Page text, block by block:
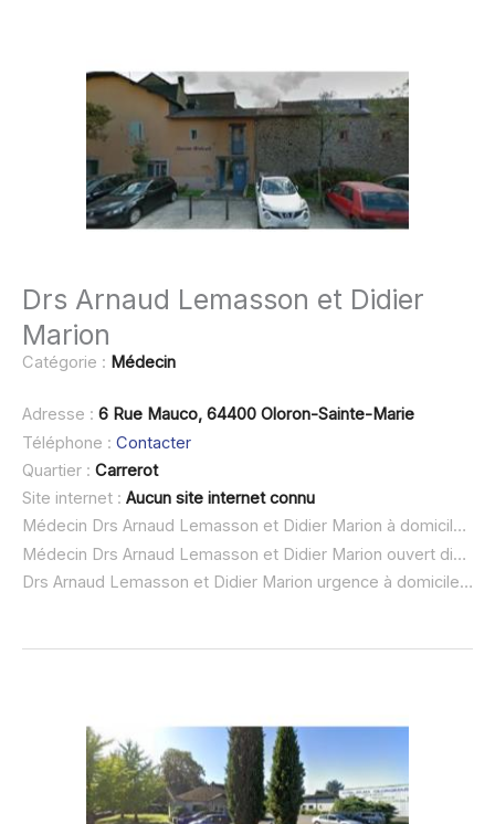
Drs Arnaud Lemasson et Didier
Marion
Catégorie : Médecin
Adresse : 6 Rue Mauco, 64400 Oloron-Sainte-Marie
Téléphone : Contacter
Quartier : Carrerot
Site internet : Aucun site internet connu
Médecin Drs Arnaud Lemasson et Didier Marion à domicile :
Médecin Drs Arnaud Lemasson et Didier Marion ouvert dimanche :
Drs Arnaud Lemasson et Didier Marion urgence à domicile ou SOS médecin :